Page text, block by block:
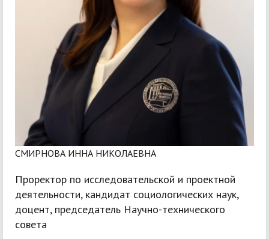
СМИРНОВА ИННА НИКОЛАЕВНА
Проректор по исследовательской и проектной
деятельности, кандидат социологических наук,
доцент, председатель Научно-технического
совета